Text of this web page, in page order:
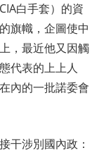
白手套）的資
旗幟，企圖使中
，最近他又因觸
代表的上上人
內的一批諾委會
干涉別國內政：